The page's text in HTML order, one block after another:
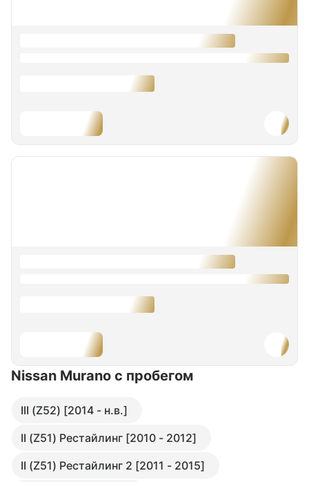
Nissan Murano с пробегом
III (Z52) [2014 - н.в.]
II (Z51) Рестайлинг [2010 - 2012]
II (Z51) Рестайлинг 2 [2011 - 2015]